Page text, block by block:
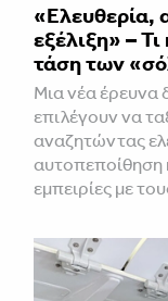
«Ελευθερία,
εξέλιξη» –
τάση των
Μια νέα έρευνα
επιλέγουν να
αναζητώντας
αυτοπεποίθηση
εμπειρίες με